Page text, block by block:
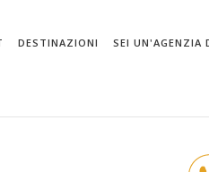
DESTINAZIONI SEI UN'AGENZIA